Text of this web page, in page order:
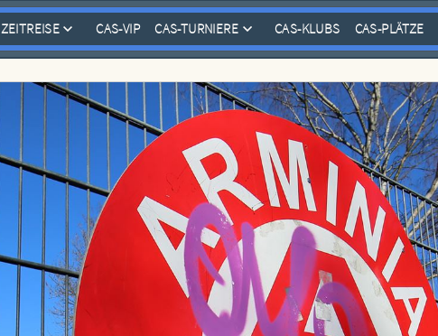
ZEITREISE CAS-VIP CAS-TURNIERE CAS-KLUBS CAS-PLÄTZE